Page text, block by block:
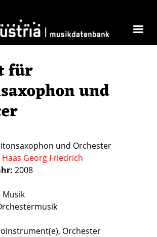
für
und
und Orchester
Haas Georg Friedrich
2008
Musik
Orchester